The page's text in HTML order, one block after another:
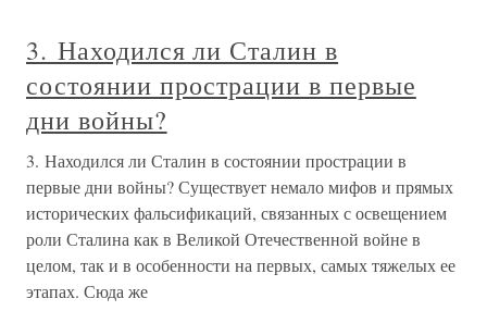
3. Находился ли Сталин в
состоянии прострации в первые
дни войны?
3. Находился ли Сталин в состоянии прострации в
первые дни войны? Существует немало мифов и прямых
исторических фальсификаций, связанных с освещением
роли Сталина как в Великой Отечественной войне в
целом, так и в особенности на первых, самых тяжелых ее
этапах. Сюда же